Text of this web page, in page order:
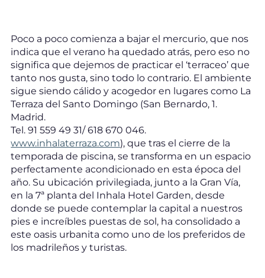
Poco a poco comienza a bajar el mercurio, que nos
indica que el verano ha quedado atrás, pero eso no
significa que dejemos de practicar el ‘terraceo’ que
tanto nos gusta, sino todo lo contrario. El ambiente
sigue siendo cálido y acogedor en lugares como La
Terraza del Santo Domingo (San Bernardo, 1.
Madrid.
Tel. 91 559 49 31/ 618 670 046.
www.inhalaterraza.com), que tras el cierre de la
temporada de piscina, se transforma en un espacio
perfectamente acondicionado en esta época del
año. Su ubicación privilegiada, junto a la Gran Vía,
en la 7ª planta del Inhala Hotel Garden, desde
donde se puede contemplar la capital a nuestros
pies e increíbles puestas de sol, ha consolidado a
este oasis urbanita como uno de los preferidos de
los madrileños y turistas.